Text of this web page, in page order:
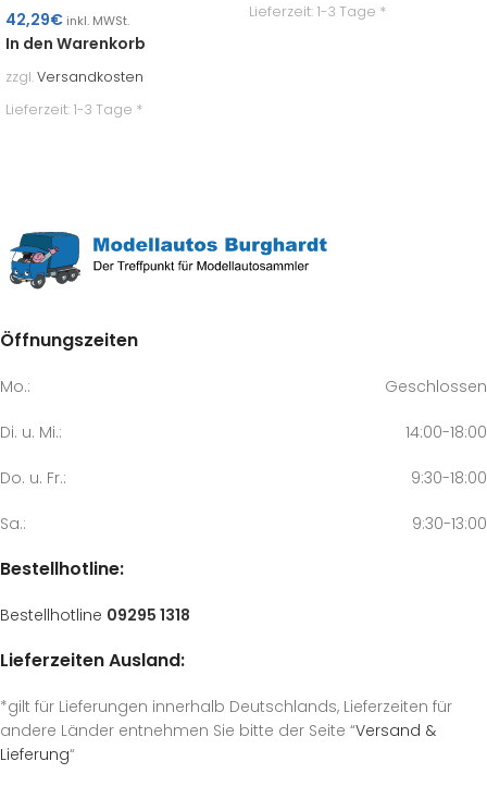
42,29€ inkl. MWSt.
In den Warenkorb
zzgl.Versandkosten
Lieferzeit: 1-3 Tage *
Lieferzeit: 1-3 Tage *
Öffnungszeiten
Mo.: Geschlossen
Di. u. Mi.: 14:00-18:00
Do. u. Fr.: 9:30-18:00
Sa.: 9:30-13:00
Bestellhotline:
Bestellhotline 09295 1318
Lieferzeiten Ausland:
*gilt für Lieferungen innerhalb Deutschlands, Lieferzeiten für
andere Länder entnehmen Sie bitte der Seite “Versand &
Lieferung“